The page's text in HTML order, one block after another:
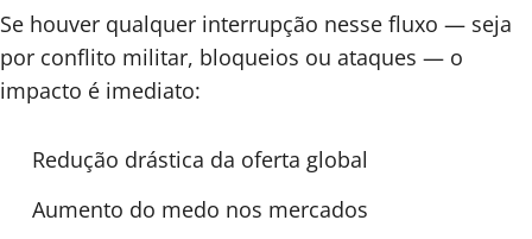
Se houver qualquer interrupção nesse fluxo — seja
por conflito militar, bloqueios ou ataques — o
impacto é imediato:
Redução drástica da oferta global
Aumento do medo nos mercados